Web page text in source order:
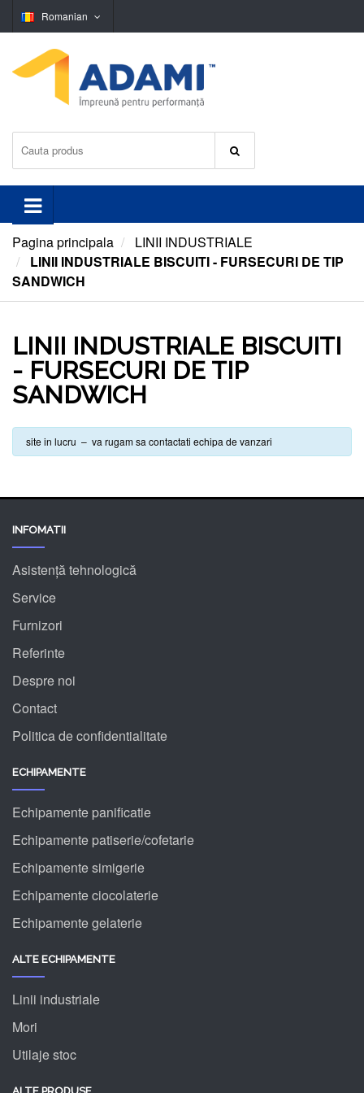
Romanian
Pagina principala
LINII INDUSTRIALE
LINII INDUSTRIALE BISCUITI - FURSECURI DE TIP
SANDWICH
LINII INDUSTRIALE BISCUITI
- FURSECURI DE TIP
SANDWICH
site in lucru – va rugam sa contactati echipa de vanzari
INFOMATII
Asistență tehnologică
Service
Furnizori
Referinte
Despre noi
Contact
Politica de confidentialitate
ECHIPAMENTE
Echipamente panificatie
Echipamente patiserie/cofetarie
Echipamente simigerie
Echipamente ciocolaterie
Echipamente gelaterie
ALTE ECHIPAMENTE
Linii industriale
Mori
Utilaje stoc